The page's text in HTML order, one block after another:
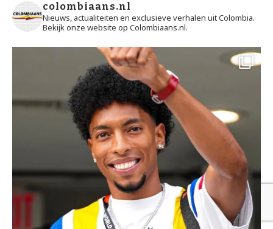
colombiaans.nl
Nieuws, actualiteiten en exclusieve verhalen uit Colombia.
Bekijk onze website op Colombiaans.nl.